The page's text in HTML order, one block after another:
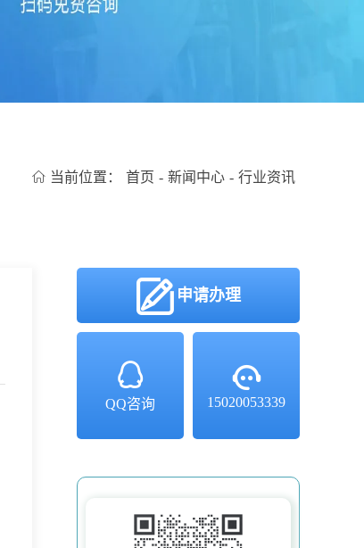
当前位置： 首页 - 新闻中心 - 行业资讯
申请办理
QQ咨询 15020053339